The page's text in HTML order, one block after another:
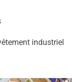
industriel